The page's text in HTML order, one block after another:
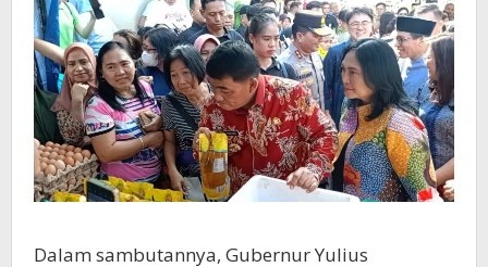
Dalam sambutannya, Gubernur Yulius